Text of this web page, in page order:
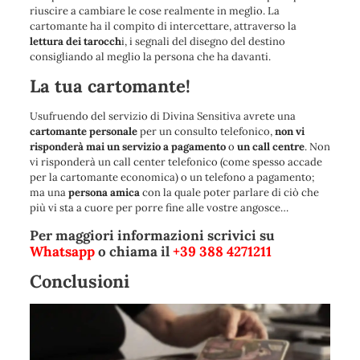
riuscire a cambiare le cose realmente in meglio. La
cartomante ha il compito di intercettare, attraverso la
lettura dei tarocchi, i segnali del disegno del destino
consigliando al meglio la persona che ha davanti.
La tua cartomante!
Usufruendo del servizio di Divina Sensitiva avrete una
cartomante personaleper un consulto telefonico,non vi
risponderà mai un servizio a pagamentoo un call centre. Non
vi risponderà un call center telefonico (come spesso accade
per la cartomante economica) o un telefono a pagamento;
ma unapersona amicacon la quale poter parlare di ciò che
più vi sta a cuore per porre fine alle vostre angosce…
Per maggiori informazioni scrivici su
Whatsappo chiama il+39 388 4271211
Conclusioni